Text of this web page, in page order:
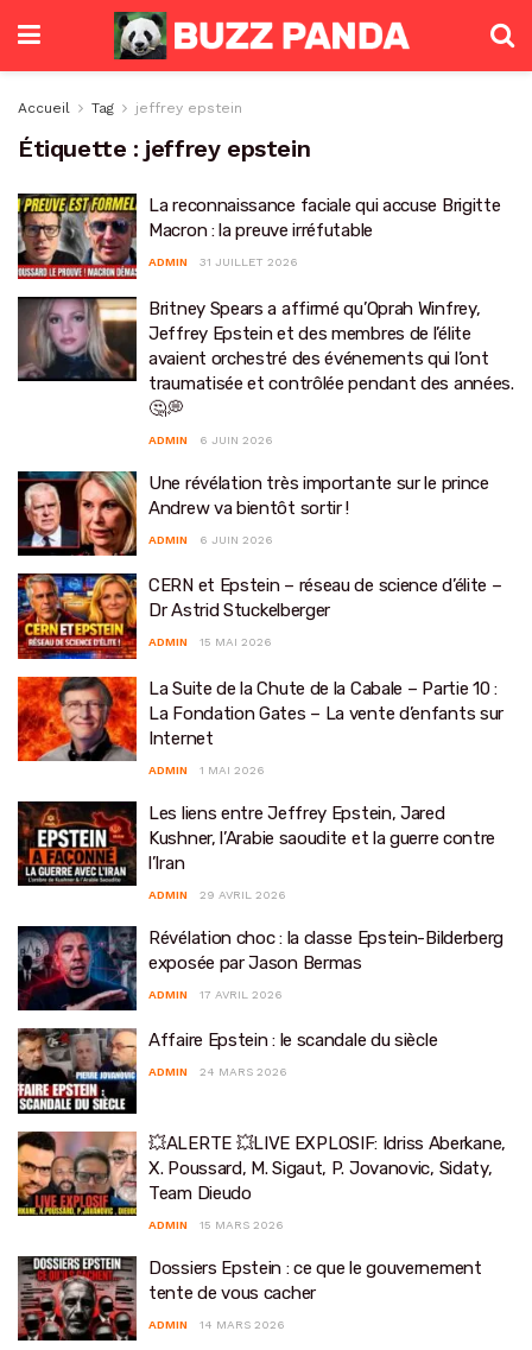
Accueil Tag jeffrey epstein
Étiquette : jeffrey epstein
La reconnaissance faciale qui accuse Brigitte
Macron : la preuve irréfutable
ADMIN 31 JUILLET 2026
Britney Spears a affirmé qu’Oprah Winfrey,
Jeffrey Epstein et des membres de l’élite
avaient orchestré des événements qui l’ont
traumatisée et contrôlée pendant des années.
🤔💭
ADMIN 6 JUIN 2026
Une révélation très importante sur le prince
Andrew va bientôt sortir !
ADMIN 6 JUIN 2026
CERN et Epstein – réseau de science d’élite –
Dr Astrid Stuckelberger
ADMIN 15 MAI 2026
La Suite de la Chute de la Cabale – Partie 10 :
La Fondation Gates – La vente d’enfants sur
Internet
ADMIN 1 MAI 2026
Les liens entre Jeffrey Epstein, Jared
Kushner, l’Arabie saoudite et la guerre contre
l’Iran
ADMIN 29 AVRIL 2026
Révélation choc : la classe Epstein-Bilderberg
exposée par Jason Bermas
ADMIN 17 AVRIL 2026
Affaire Epstein : le scandale du siècle
ADMIN 24 MARS 2026
💥ALERTE 💥LIVE EXPLOSIF: Idriss Aberkane,
X. Poussard, M. Sigaut, P. Jovanovic, Sidaty,
Team Dieudo
ADMIN 15 MARS 2026
Dossiers Epstein : ce que le gouvernement
tente de vous cacher
ADMIN 14 MARS 2026